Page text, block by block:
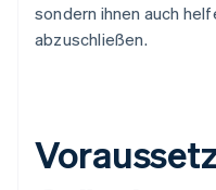
sondern ihnen auch
abzuschließen.